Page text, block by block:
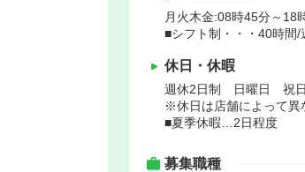
月火木金:08時45分～18
■シフト制・・・40時間
休日・休暇
週休2日制 日曜日 祝
※休日は店舗によって異
■夏季休暇…2日程度
募集職種